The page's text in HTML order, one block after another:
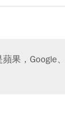
果，Google